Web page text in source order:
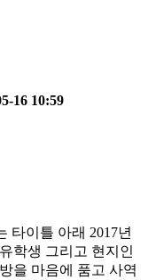
16 10:59
타이틀 아래 2017년
학생 그리고 현지인
을 마음에 품고 사역